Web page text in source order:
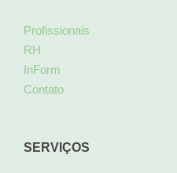
Profissionais
RH
InForm
Contato
SERVIÇOS